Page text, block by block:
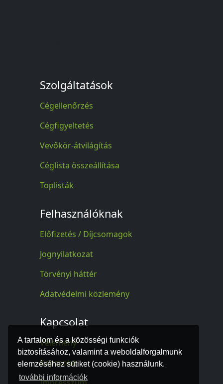
A tartalom és a közösségi funkciók
biztosításához, valamint a weboldalforgalmunk
elemzéséhez sütiket (cookie) használunk.
további információk
Szolgáltatások
Cégellenőrzés
Cégfigyeltetés
Vevőkör-átvilágítás
Céglista összeállítása
Toplisták
Felhasználóknak
Előfizetés / Díjcsomagok
Jognyilatkozat
Törvényi háttér
Adatvédelmi közlemény
Kapcsolat
Vélemény
Kapcsolat